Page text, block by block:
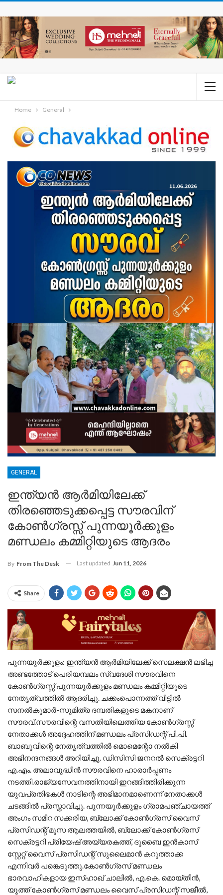
Home General
GENERAL
ഇന്ത്യൻ ആർമിയിലേക്ക്
തിരഞ്ഞെടുക്കപ്പെട്ട സൗരവിന്
കോൺഗ്രസ്സ് പുന്നയൂർക്കുളം
മണ്ഡലം കമ്മിറ്റിയുടെ ആദരം
By From The Desk Last updated Jun 11, 2026
Share
പുന്നയൂർക്കുളം: ഇന്ത്യൻ ആർമിയിലേക്ക് സെലക്ഷൻ ലഭിച്ച
അണ്ടത്തോട് പെരിയമ്പലം സ്വദേശി സൗരവിനെ
കോൺഗ്രസ്സ് പുന്നയൂർക്കുളം മണ്ഡലം കമ്മിറ്റിയുടെ
നേതൃത്വത്തിൽ ആദരിച്ചു. ചക്കംപൊന്നത്ത് വീട്ടിൽ
സനൽകുമാർ-സുമിത്ര ദമ്പതികളുടെ മകനാണ്
സൗരവ്.സൗരവിന്റെ വസതിയിലെത്തിയ കോൺഗ്രസ്സ്
നേതാക്കൾ അദ്ദേഹത്തിന് മണ്ഡലം പ്രസിഡന്റ് പി.പി.
ബാബുവിന്റെ നേതൃത്വത്തിൽ മൊമെന്റോ നൽകി
അഭിനന്ദനങ്ങൾ അറിയിച്ചു. ഡിസിസി ജനറൽ സെക്രട്ടറി
എ.എം. അലാവുദ്ധീൻ സൗരവിനെ ഹാരാർപ്പണം
നടത്തി.രാജ്യസേവനത്തിനായി ഇറങ്ങിത്തിരിക്കുന്ന
യുവപ്രതിഭകൾ നാടിന്റെ അഭിമാനമാണെന്ന് നേതാക്കൾ
ചടങ്ങിൽ പ്രസ്താവിച്ചു. പുന്നയൂർക്കുളം ഗ്രാമപഞ്ചായത്ത്
അംഗം സമീറ സക്കരിയ, ബ്ലോക്ക്‌ കോൺഗ്രസ്‌ വൈസ്
പ്രസിഡന്റ്‌ മൂസ ആലത്തയിൽ, ബ്ലോക്ക്‌ കോൺഗ്രസ്‌
സെക്രട്ടറി പ്രിയേഷ് അയ്യരകത്ത്, ദുബൈ ഇൻകാസ്
സ്റ്റേറ്റ് വൈസ് പ്രസിഡന്റ് സുലൈമാൻ കറുത്താക്ക
എന്നിവർ പങ്കെടുത്തു.കോൺഗ്രസ്‌ മണ്ഡലം
ഭാരവാഹികളായ ഇസ്ഹാഖ് ചാലിൽ, എ.കെ. മൊയ്‌തീൻ,
യൂത്ത് കോൺഗ്രസ്‌ മണ്ഡലം വൈസ് പ്രസിഡന്റ്‌ സജീൽ,